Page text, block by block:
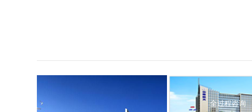
全过程咨询
招标事务代理